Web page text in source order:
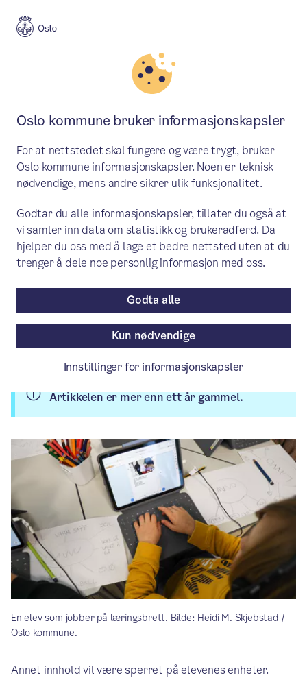
Sperrer tilgang til internett på
1. til 4. trinn i Osloskolen
Fra skolestart 2025 vil elever på 1. – 4.
trinn få begrenset tilgang til internett og
apper på skolens nettbrett og pc-er. Det
betyr at elevene kun har tilgang til
læremidler laget for undervisningen.
/ Publisert: 29.04.2025
Av Utdanningsetaten
Artikkelen er mer enn ett år gammel.
En elev som jobber på læringsbrett. Bilde: Heidi M. Skjebstad /
Oslo kommune.
Annet innhold vil være sperret på elevenes enheter.
Oslo kommune bruker informasjonskapsler
For at nettstedet skal fungere og være trygt, bruker
Oslo kommune informasjonskapsler. Noen er teknisk
nødvendige, mens andre sikrer ulik funksjonalitet.
Godtar du alle informasjonskapsler, tillater du også at
vi samler inn data om statistikk og brukeradferd. Da
hjelper du oss med å lage et bedre nettsted uten at du
trenger å dele noe personlig informasjon med oss.
Kun nødvendige
Godta alle
Innstillinger for informasjonskapsler